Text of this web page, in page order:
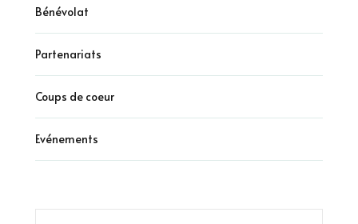
Bénévolat
Partenariats
Coups de coeur
Evénements